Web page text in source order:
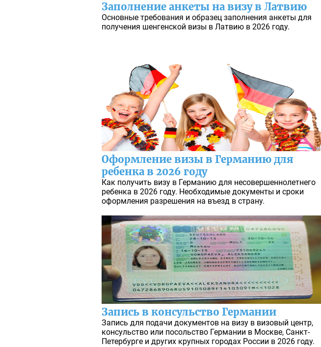
Заполнение анкеты на визу в Латвию
Основные требования и образец заполнения анкеты для
получения шенгенской визы в Латвию в 2026 году.
Оформление визы в Германию для
ребенка в 2026 году
Как получить визу в Германию для несовершеннолетнего
ребенка в 2026 году. Необходимые документы и сроки
оформления разрешения на въезд в страну.
Запись в консульство Германии
Запись для подачи документов на визу в визовый центр,
консульство или посольство Германии в Москве, Санкт-
Петербурге и других крупных городах России в 2026 году.